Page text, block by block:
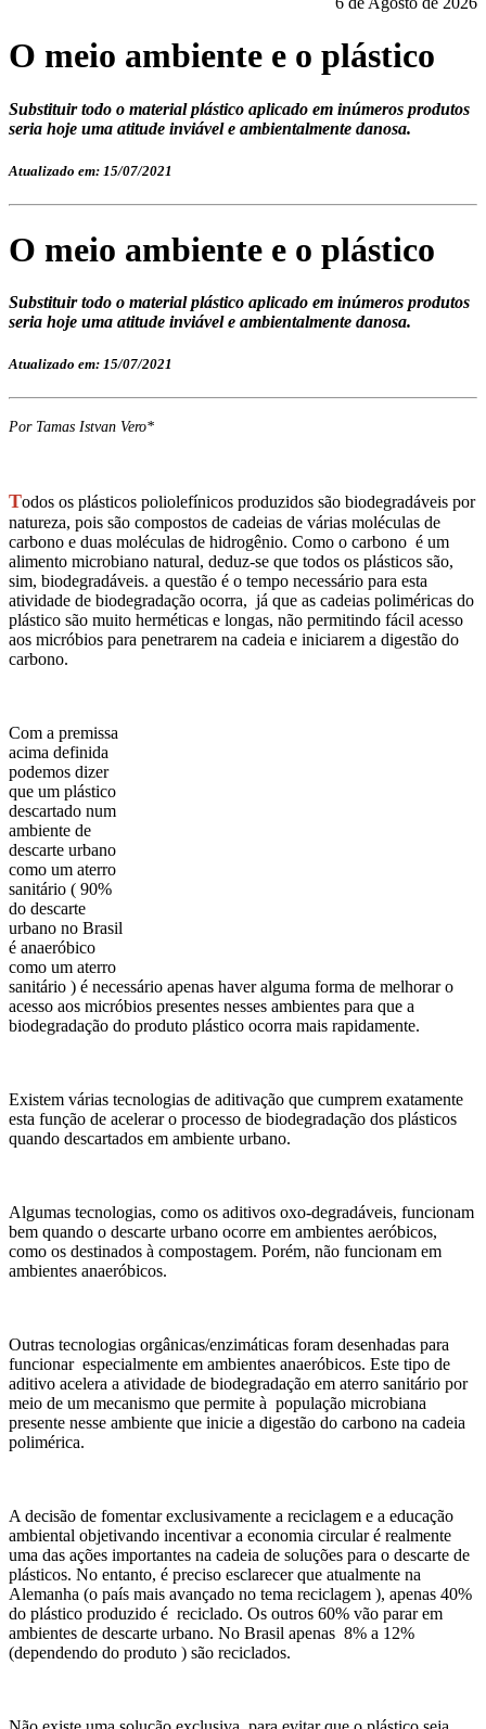
O meio ambiente e o plástico
Substituir todo o material plástico aplicado em inúmeros produtos
seria hoje uma atitude inviável e ambientalmente danosa.
Atualizado em: 15/07/2021
O meio ambiente e o plástico
Substituir todo o material plástico aplicado em inúmeros produtos
seria hoje uma atitude inviável e ambientalmente danosa.
Atualizado em: 15/07/2021
Por Tamas Istvan Vero*
Todos os plásticos poliolefínicos produzidos são biodegradáveis por
natureza, pois são compostos de cadeias de várias moléculas de
carbono e duas moléculas de hidrogênio. Como o carbono é um
alimento microbiano natural, deduz-se que todos os plásticos são,
sim, biodegradáveis. a questão é o tempo necessário para esta
atividade de biodegradação ocorra, já que as cadeias poliméricas do
plástico são muito herméticas e longas, não permitindo fácil acesso
aos micróbios para penetrarem na cadeia e iniciarem a digestão do
carbono.
Com a premissa
acima definida
podemos dizer
que um plástico
descartado num
ambiente de
descarte urbano
como um aterro
sanitário ( 90%
do descarte
urbano no Brasil
é anaeróbico
como um aterro
sanitário ) é necessário apenas haver alguma forma de melhorar o
acesso aos micróbios presentes nesses ambientes para que a
biodegradação do produto plástico ocorra mais rapidamente.
Existem várias tecnologias de aditivação que cumprem exatamente
esta função de acelerar o processo de biodegradação dos plásticos
quando descartados em ambiente urbano.
Algumas tecnologias, como os aditivos oxo-degradáveis, funcionam
bem quando o descarte urbano ocorre em ambientes aeróbicos,
como os destinados à compostagem. Porém, não funcionam em
ambientes anaeróbicos.
Outras tecnologias orgânicas/enzimáticas foram desenhadas para
funcionar especialmente em ambientes anaeróbicos. Este tipo de
aditivo acelera a atividade de biodegradação em aterro sanitário por
meio de um mecanismo que permite à população microbiana
presente nesse ambiente que inicie a digestão do carbono na cadeia
polimérica.
A decisão de fomentar exclusivamente a reciclagem e a educação
ambiental objetivando incentivar a economia circular é realmente
uma das ações importantes na cadeia de soluções para o descarte de
plásticos. No entanto, é preciso esclarecer que atualmente na
Alemanha (o país mais avançado no tema reciclagem ), apenas 40%
do plástico produzido é reciclado. Os outros 60% vão parar em
ambientes de descarte urbano. No Brasil apenas 8% a 12%
(dependendo do produto ) são reciclados.